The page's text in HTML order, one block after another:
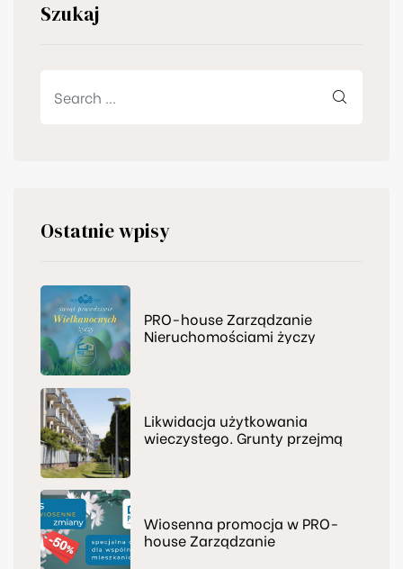
Szukaj
Ostatnie wpisy
PRO-house Zarządzanie
Nieruchomościami życzy
Likwidacja użytkowania
wieczystego. Grunty przejmą
Wiosenna promocja w PRO-
house Zarządzanie